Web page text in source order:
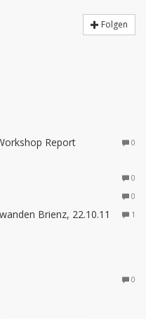
Folgen
Report 0
0
0
Brienz, 22.10.11 1
0